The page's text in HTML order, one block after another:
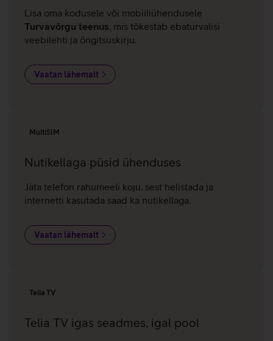
Lisa oma kodusele või mobiiliühendusele
Turvavõrgu teenus, mis tõkestab ebaturvalisi
veebilehti ja õngitsuskirju.
Vaatan lähemalt
MultiSIM
Nutikellaga püsid ühenduses
Jäta telefon rahumeeli koju, sest helistada ja
internetti kasutada saad ka nutikellaga.
Vaatan lähemalt
Telia TV
Telia TV igas seadmes, igal pool